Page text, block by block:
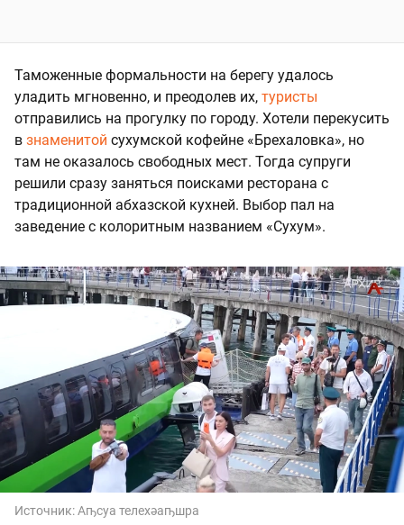
Таможенные формальности на берегу удалось
уладить мгновенно, и преодолев их, туристы
отправились на прогулку по городу. Хотели перекусить
в знаменитой сухумской кофейне «Брехаловка», но
там не оказалось свободных мест. Тогда супруги
решили сразу заняться поисками ресторана с
традиционной абхазской кухней. Выбор пал на
заведение с колоритным названием «Сухум».
Источник:Аҧсуа телехәаҧшра